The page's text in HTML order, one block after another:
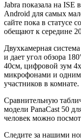
Jabra показала на
Android для самых
сайте пока в статусе
обещают к середине
Двухкамерная
и дает угол обзора
40см, цифровой зум
микрофонами и одним
участников в комнате.
Сравнительную
модели PanaCast 50
человек можно
Следите за нашими